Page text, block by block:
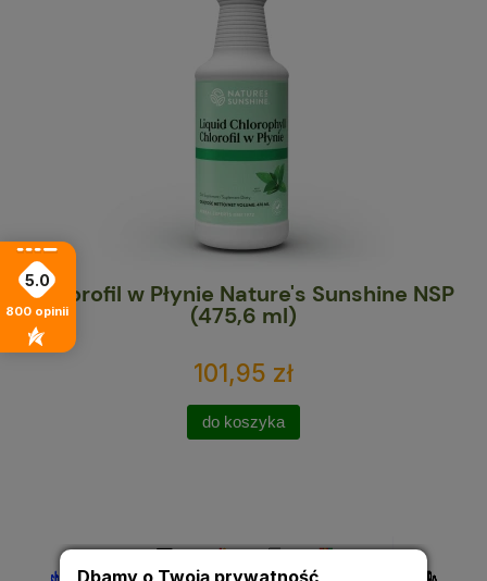
Chlorofil w Płynie Nature's Sunshine NSP
(475,6 ml)
101,95 zł
do koszyka
5.0
800 opinii